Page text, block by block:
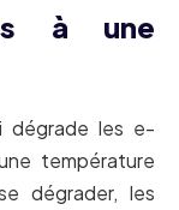
à une
dégrade les e-
température
dégrader, les